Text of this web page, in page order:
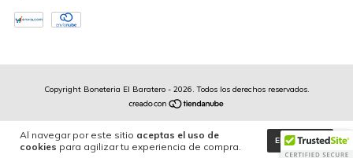
Al navegar por este sitio aceptas el uso de
cookies para agilizar tu experiencia de compra.
ENTENDIDO
Copyright Boneteria El Baratero - 2026. Todos los derechos reservados.